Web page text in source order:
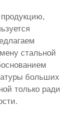
стальной
больших
только ради